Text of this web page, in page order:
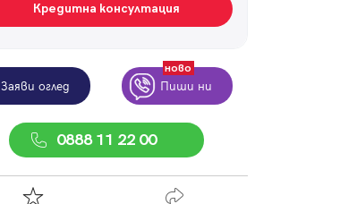
Кредитна консултация
Заяви оглед Пиши ни
ново
0888 11 22 00